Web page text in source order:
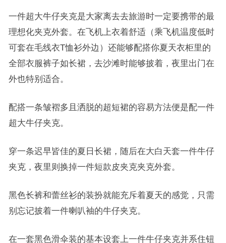
一件超大牛仔夹克是大家离去去旅游时一定要携带的最
理想化夹克外套。在飞机上衣着舒适（乘飞机温度低时
可套在毛线衣T恤衫外边）还能够配搭你夏天衣柜里的
全部衣服裤子如长裙，去沙滩时能够披着，夜里出门在
外也特别适合。
配搭一条皱褶多且洒脱的超短裙的容易方法便是配一件
超大牛仔夹克。
穿一条迟早皆佳的夏日长裙，随后在大白天套一件牛仔
夹克，夜里则换掉一件短款皮夹克夹克外套。
黑色长裤和蕾丝衫的装扮就能充斥着夏天的感觉，只需
别忘记披着一件喇叭袖的牛仔夹克。
在一套黑色滑伞装的基本设套上一件牛仔夹克并系住钮